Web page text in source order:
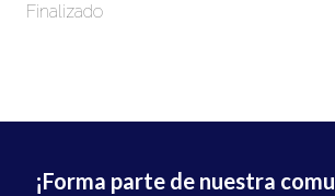
Finalizado
¡Forma parte de nuestra